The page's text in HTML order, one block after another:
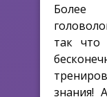
Более
так что
знания!